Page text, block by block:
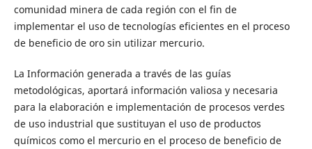
comunidad minera de cada región con el fin de
implementar el uso de tecnologías eficientes en el proceso
de beneficio de oro sin utilizar mercurio.
La Información generada a través de las guías
metodológicas, aportará información valiosa y necesaria
para la elaboración e implementación de procesos verdes
de uso industrial que sustituyan el uso de productos
químicos como el mercurio en el proceso de beneficio de